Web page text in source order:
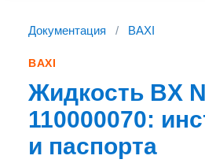
Документация / BAXI
BAXI
Жидкость BX
110000070:
и паспорта